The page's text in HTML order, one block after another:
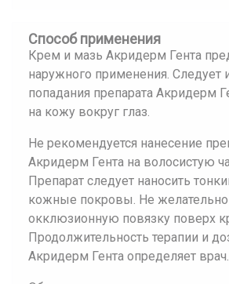
Способ применения
Крем и мазь Акридерм Гента
наружного применения. Следует
попадания препарата Акридерм
на кожу вокруг глаз.
Не рекомендуется нанесение
Акридерм Гента на волосистую
Препарат следует наносить
кожные покровы. Не желательно
окклюзионную повязку поверх
Продолжительность терапии и
Акридерм Гента определяет врач.